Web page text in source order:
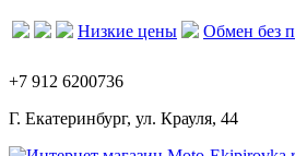
Низкие цены Обмен без
+7 912 6200736
Г. Екатеринбург, ул. Крауля, 44